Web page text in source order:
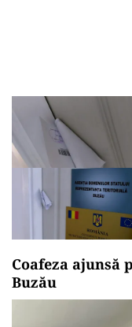
Coafeza ajunsă
Buzău